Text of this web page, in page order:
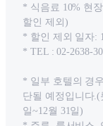
* 식음료 10% 현
할인 제외)
* 할인 제외 일자:
* TEL : 02-2638-
* 일부 호텔의 경
단될 예정입니다.(
일~12월 31일)